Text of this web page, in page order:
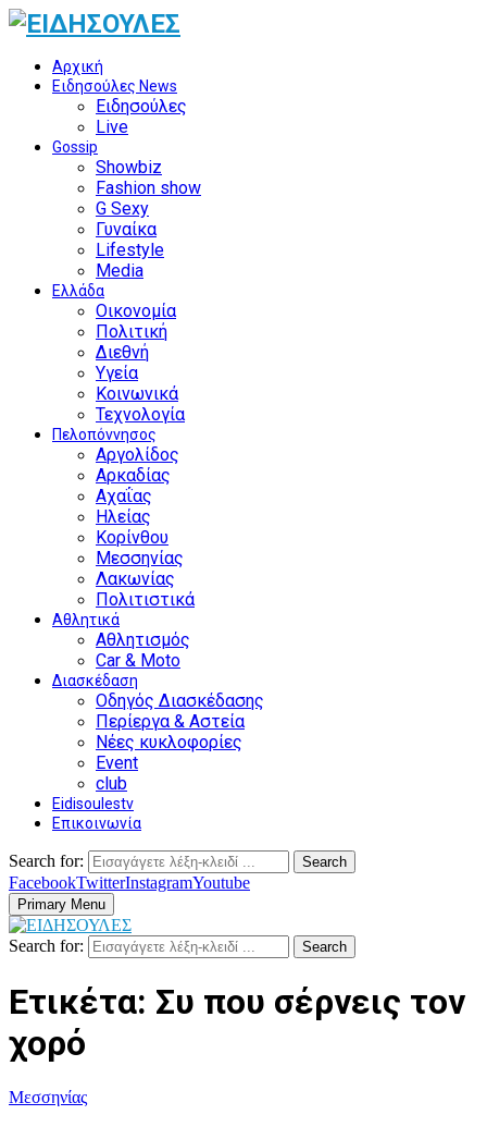
Αρχική
Ειδησούλες News
Ειδησούλες
Live
Gossip
Showbiz
Fashion show
G Sexy
Γυναίκα
Lifestyle
Media
Ελλάδα
Οικονομία
Πολιτική
Διεθνή
Υγεία
Κοινωνικά
Τεχνολογία
Πελοπόννησος
Αργολίδος
Αρκαδίας
Αχαΐας
Ηλείας
Κορίνθου
Μεσσηνίας
Λακωνίας
Πολιτιστικά
Αθλητικά
Αθλητισμός
Car & Moto
Διασκέδαση
Οδηγός Διασκέδασης
Περίεργα & Αστεία
Νέες κυκλοφορίες
Event
club
Eidisoulestv
Επικοινωνία
Search for: Search
FacebookTwitterInstagramYoutube
Primary Menu
Search for: Search
Ετικέτα: Συ που σέρνεις τον
χορό
Μεσσηνίας